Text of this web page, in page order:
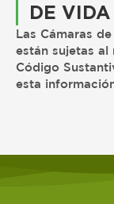
DE VIDA
Las Cámaras
están sujetas al
Código
esta